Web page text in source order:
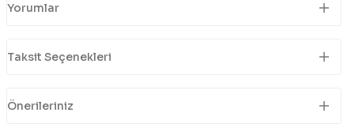
Yorumlar
Taksit Seçenekleri
Önerileriniz